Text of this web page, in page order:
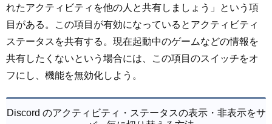
れたアクティビティを他の人と共有しましょう」という項
目がある。この項目が有効になっているとアクティビティ
ステータスを共有する。現在起動中のゲームなどの情報を
共有したくないという場合には、この項目のスイッチをオ
フにし、機能を無効化しよう。
Discord のアクティビティ・ステータスの表示・非表示をサ